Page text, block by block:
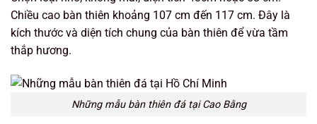
Chiều cao bàn thiên khoảng 107 cm đến 117 cm. Đây là
kích thước và diện tích chung của bàn thiên để vừa tầm
thắp hương.
Những mẫu bàn thiên đá tại Cao Bằng